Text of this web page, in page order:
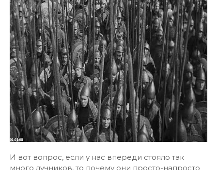
И вот вопрос, если у нас впереди стояло так
много лучников, то почему они просто-напросто